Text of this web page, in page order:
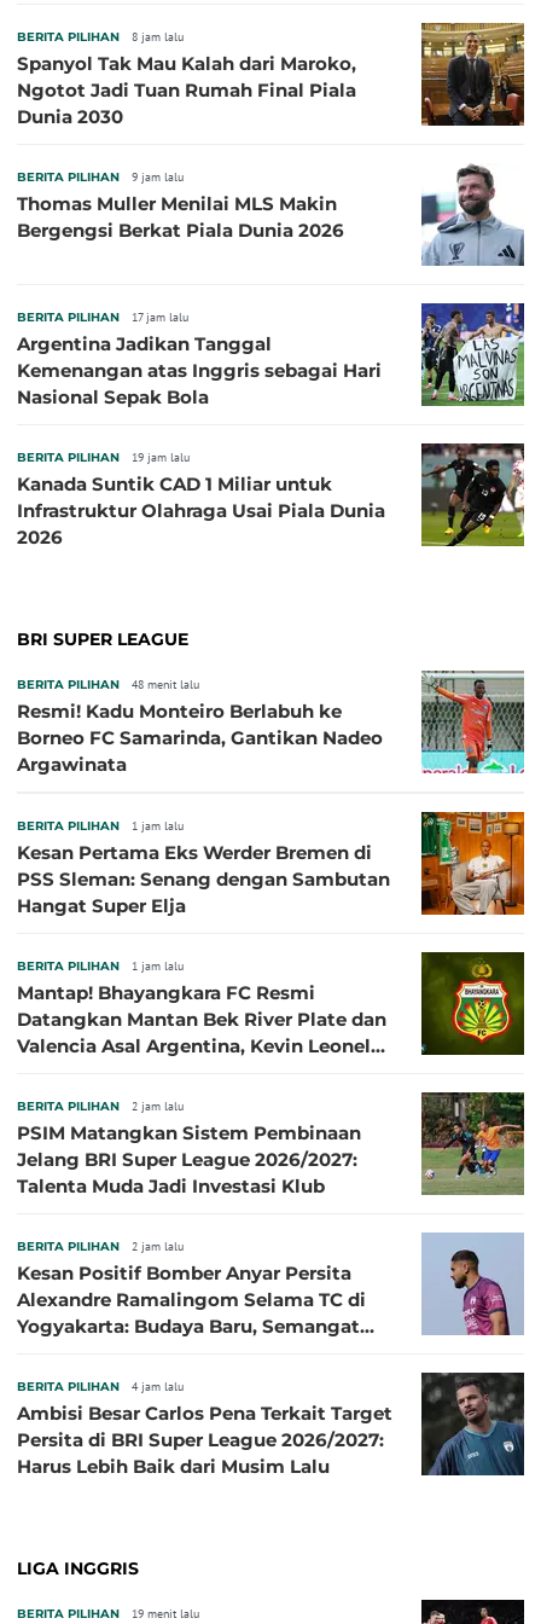
BERITA PILIHAN 8 jam lalu
Spanyol Tak Mau Kalah dari Maroko,
Ngotot Jadi Tuan Rumah Final Piala
Dunia 2030
BERITA PILIHAN 9 jam lalu
Thomas Muller Menilai MLS Makin
Bergengsi Berkat Piala Dunia 2026
BERITA PILIHAN 17 jam lalu
Argentina Jadikan Tanggal
Kemenangan atas Inggris sebagai Hari
Nasional Sepak Bola
BERITA PILIHAN 19 jam lalu
Kanada Suntik CAD 1 Miliar untuk
Infrastruktur Olahraga Usai Piala Dunia
2026
BRI SUPER LEAGUE
BERITA PILIHAN 48 menit lalu
Resmi! Kadu Monteiro Berlabuh ke
Borneo FC Samarinda, Gantikan Nadeo
Argawinata
BERITA PILIHAN 1 jam lalu
Kesan Pertama Eks Werder Bremen di
PSS Sleman: Senang dengan Sambutan
Hangat Super Elja
BERITA PILIHAN 1 jam lalu
Mantap! Bhayangkara FC Resmi
Datangkan Mantan Bek River Plate dan
Valencia Asal Argentina, Kevin Leonel
BERITA PILIHAN 2 jam lalu
PSIM Matangkan Sistem Pembinaan
Jelang BRI Super League 2026/2027:
Talenta Muda Jadi Investasi Klub
BERITA PILIHAN 2 jam lalu
Kesan Positif Bomber Anyar Persita
Alexandre Ramalingom Selama TC di
Yogyakarta: Budaya Baru, Semangat
BERITA PILIHAN 4 jam lalu
Ambisi Besar Carlos Pena Terkait Target
Persita di BRI Super League 2026/2027:
Harus Lebih Baik dari Musim Lalu
LIGA INGGRIS
BERITA PILIHAN 19 menit lalu